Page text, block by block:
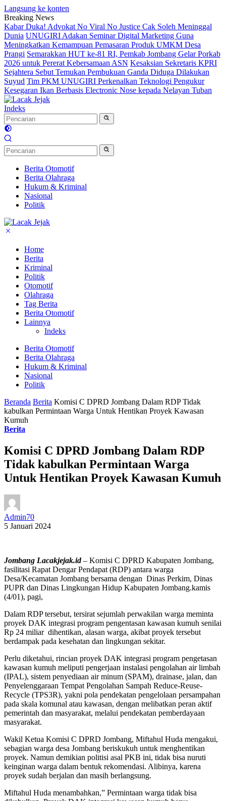
Langsung ke konten
Breaking News
Kabar Duka! Advokat No Viral No Justice Cak Soleh Meninggal
Dunia UNUGIRI Adakan Seminar Digital Marketing Guna
Meningkatkan Kemampuan Pemasaran Produk UMKM Desa
Prangi Semarakkan HUT ke-81 RI, Pemkab Jombang Gelar Porkab
2026 untuk Pererat Kebersamaan ASN Kesaksian Sekretaris KPRI
Sejahtera Sebut Temukan Pembukuan Ganda Diduga Dilakukan
Suyud Tim PKM UNUGIRI Perkenalkan Teknologi Pengukur
Kesegaran Ikan Berbasis Electronic Nose kepada Nelayan Tuban
Indeks
Berita Otomotif
Berita Olahraga
Hukum & Kriminal
Nasional
Politik
Home
Berita
Kriminal
Politik
Otomotif
Olahraga
Tag Berita
Berita Otomotif
Lainnya
Indeks
Berita Otomotif
Berita Olahraga
Hukum & Kriminal
Nasional
Politik
Beranda Berita Komisi C DPRD Jombang Dalam RDP Tidak
kabulkan Permintaan Warga Untuk Hentikan Proyek Kawasan
Kumuh
Berita
Komisi C DPRD Jombang Dalam RDP
Tidak kabulkan Permintaan Warga
Untuk Hentikan Proyek Kawasan Kumuh
Admin70
5 Januari 2024
Jombang Lacakjejak.id– Komisi C DPRD Kabupaten Jombang,
fasilitasi Rapat Dengar Pendapat (RDP) antara warga
Desa/Kecamatan Jombang bersama dengan Dinas Perkim, Dinas
PUPR dan Dinas Lingkungan Hidup Kabupaten Jombang.kamis
(4/01), pagi,
Dalam RDP tersebut, tersirat sejumlah perwakilan warga meminta
proyek DAK integrasi program pengentasan kawasan kumuh senilai
Rp 24 miliar dihentikan, alasan warga, akibat proyek tersebut
berdampak pada kesehatan dan lingkungan sekitar.
Perlu diketahui, rincian proyek DAK integrasi program pengetasan
kawasan kumuh meliputi pengerjaan instalasi pengolahan air limbah
(IPAL), sistem penyediaan air minum (SPAM), drainase, jalan, dan
Penyelenggaraan Tempat Pengolahan Sampah Reduce-Reuse-
Recycle (TPS3R), yakni pola pendekatan pengelolaan persampahan
pada skala komunal atau kawasan, dengan melibatkan peran aktif
pemerintah dan masyarakat, melalui pendekatan pemberdayaan
masyarakat.
Wakil Ketua Komisi C DPRD Jombang, Miftahul Huda mengakui,
sebagian warga desa Jombang beriskukuh untuk menghentikan
proyek. Namun demikian politisi asal PKB ini, tidak bisa nuruti
keinginan warga dalam bentuk rekomendasi. Alibinya, karena
proyek sudah berjalan dan masih berlangsung.
Miftahul Huda menambahkan,” Permintaan warga tidak bisa